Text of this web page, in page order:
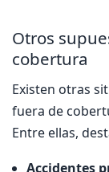
Otros
cobertura
Existen otras
fuera de
Entre ellas,
Accidentes